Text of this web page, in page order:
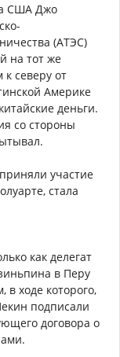
США Джо
(АТЭС)
на тот же
северу от
Америке
деньги.
со стороны
участие
стала
как делегат
в Перу
в ходе которого,
подписали
договора о